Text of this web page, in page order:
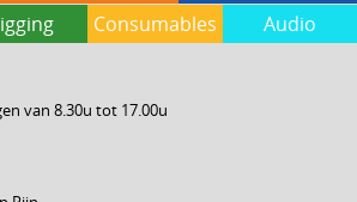
Consumables Audio
van 8.30u tot 17.00u